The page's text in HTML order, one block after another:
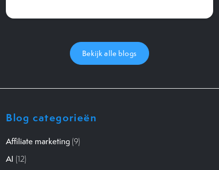
Bekijk alle blogs
Blog categorieën
Affiliate marketing (9)
AI (12)